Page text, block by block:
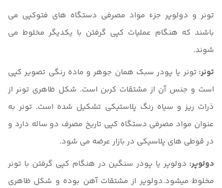
تونر و دولوپر جزء مواد مصرفی دستگاه های فتوکپی می
باشند که هنگام عملیات کپی گرفتن با یکدیگر مخلوط می
شوند.
تونر: تونر یا پودر سبک همان جوهر و ماده رنگی تصویر کپی
است و جنس آن از مشتقات کربن است. شکل ظاهری تونر از
ذرات ریز و سیاه رنگ پلاستیکی تشکیل شده است. تونر به
عنوان مواد مصرفی دستگاه کپی تاریخ مصرف دو ساله دارد و
در قوطی های پلاسیکی در بازار عرضه می شود.
دولوپر: دولوپر یا پودر سنگین در هنگام کپی گرفتن با تونر
مخلوط میشود.دولوپر از مشتقات آهن بوده و شکل ظاهری